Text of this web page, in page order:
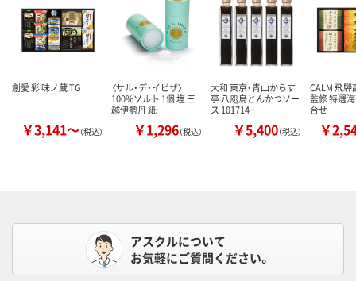
創愛 彩 味ノ蔵 TG
￥3,141～（税込）
〈サル・デ・イビザ〉
100%ソルト 1個 塩 三
越伊勢丹 紙…
￥1,296（税込）
大和 東京・青山からす
亭 八咫烏とんかつソー
ス 101714…
￥5,400（税込）
CALM 飛騨
監修 特選
合せ
￥
アスクルについて
お気軽にご質問ください。